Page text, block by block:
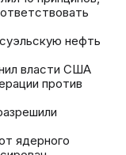
нефть
власти США
против
ядерного